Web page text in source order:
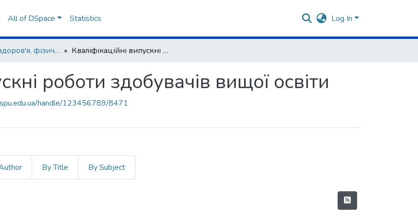
All of DSpace Statistics Log In
Кафедра здоров'я, фізичної терапії, реабілітації та ерготерапії Кваліфікаційні випускні роботи здобувачів вищої освіти
роботи здобувачів вищої освіти
handle/123456789/8471
By Title By Subject